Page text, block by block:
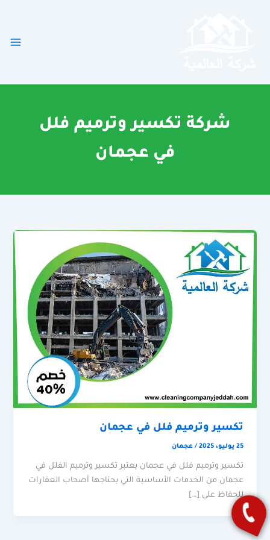
شركة تكسير وترميم فلل
في عجمان
تكسير وترميم فلل في عجمان
25 يوليو، 2025 /عجمان
تكسير وترميم فلل في عجمان يعتبر تكسير وترميم الفلل في
عجمان من الخدمات الأساسية التي يحتاجها أصحاب العقارات
للحفاظ على […]